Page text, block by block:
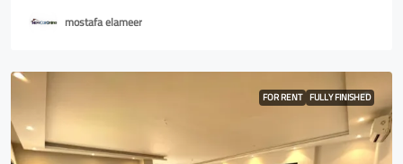
mostafa elameer
FOR RENT FULLY FINISHED